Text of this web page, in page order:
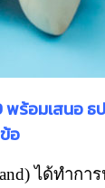
ร้อมเสนอ
อ
ได้ทำก